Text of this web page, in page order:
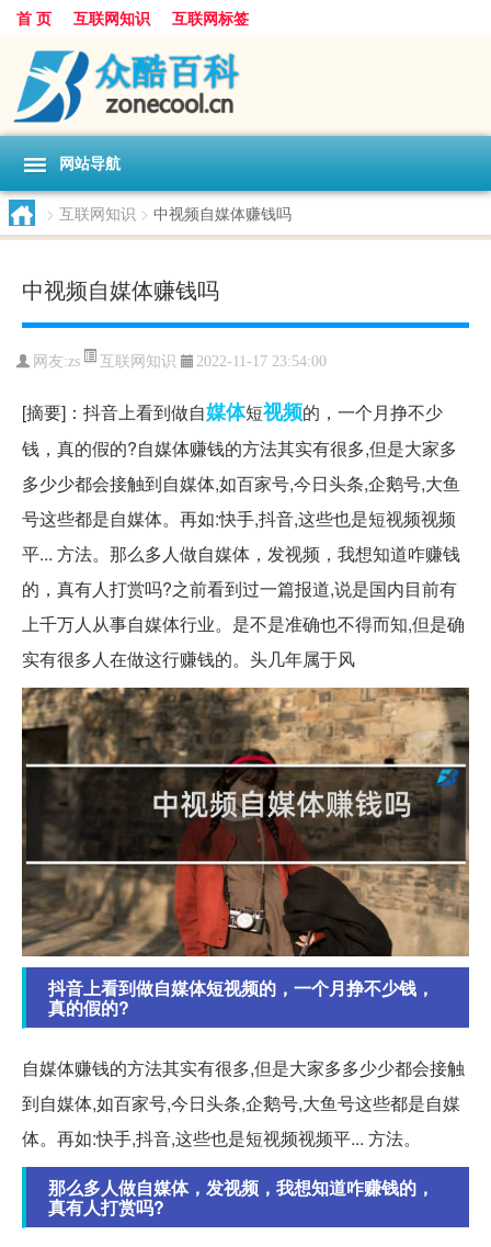
首 页 互联网知识 互联网标签
网站导航
> 互联网知识 > 中视频自媒体赚钱吗
中视频自媒体赚钱吗
网友:zs 互联网知识 2022-11-17 23:54:00
[摘要]：抖音上看到做自媒体短视频的，一个月挣不少
钱，真的假的?自媒体赚钱的方法其实有很多,但是大家多
多少少都会接触到自媒体,如百家号,今日头条,企鹅号,大鱼
号这些都是自媒体。再如:快手,抖音,这些也是短视频视频
平... 方法。那么多人做自媒体，发视频，我想知道咋赚钱
的，真有人打赏吗?之前看到过一篇报道,说是国内目前有
上千万人从事自媒体行业。是不是准确也不得而知,但是确
实有很多人在做这行赚钱的。头几年属于风
抖音上看到做自媒体短视频的，一个月挣不少钱，
真的假的?
自媒体赚钱的方法其实有很多,但是大家多多少少都会接触
到自媒体,如百家号,今日头条,企鹅号,大鱼号这些都是自媒
体。再如:快手,抖音,这些也是短视频视频平... 方法。
那么多人做自媒体，发视频，我想知道咋赚钱的，
真有人打赏吗?